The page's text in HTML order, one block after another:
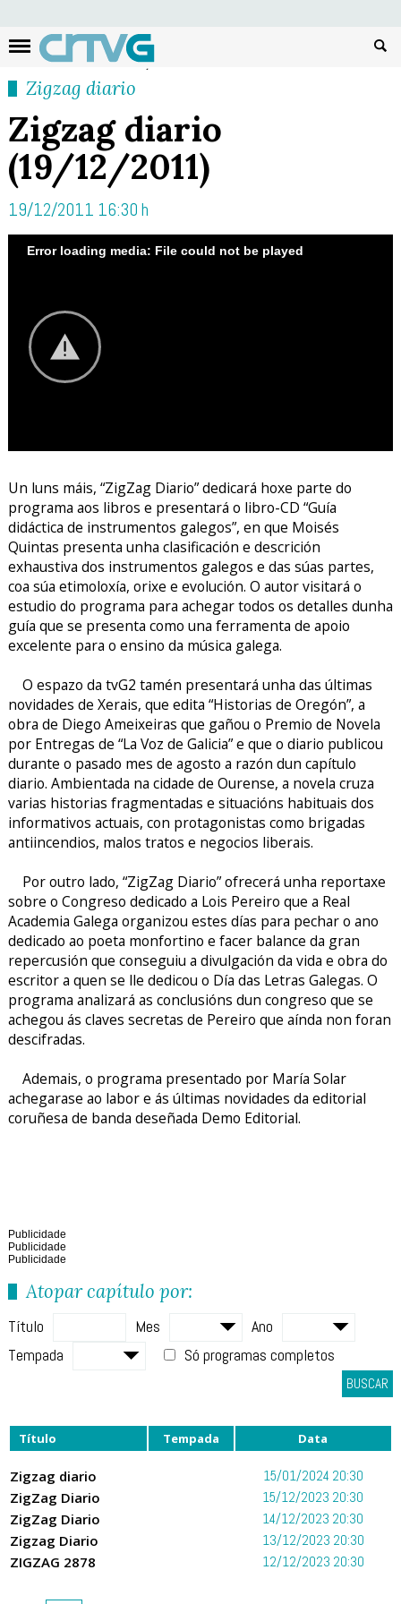
Zigzag diario
Zigzag diario
(19/12/2011)
19/12/2011 16:30 h
Error loading media: File could not be played
Un luns máis, “ZigZag Diario” dedicará hoxe parte do
programa aos libros e presentará o libro-CD “Guía
didáctica de instrumentos galegos”, en que Moisés
Quintas presenta unha clasificación e descrición
exhaustiva dos instrumentos galegos e das súas partes,
coa súa etimoloxía, orixe e evolución. O autor visitará o
estudio do programa para achegar todos os detalles dunha
guía que se presenta como una ferramenta de apoio
excelente para o ensino da música galega.
O espazo da tvG2 tamén presentará unha das últimas
novidades de Xerais, que edita “Historias de Oregón”, a
obra de Diego Ameixeiras que gañou o Premio de Novela
por Entregas de “La Voz de Galicia” e que o diario publicou
durante o pasado mes de agosto a razón dun capítulo
diario. Ambientada na cidade de Ourense, a novela cruza
varias historias fragmentadas e situacións habituais dos
informativos actuais, con protagonistas como brigadas
antiincendios, malos tratos e negocios liberais.
Por outro lado, “ZigZag Diario” ofrecerá unha reportaxe
sobre o Congreso dedicado a Lois Pereiro que a Real
Academia Galega organizou estes días para pechar o ano
dedicado ao poeta monfortino e facer balance da gran
repercusión que conseguiu a divulgación da vida e obra do
escritor a quen se lle dedicou o Día das Letras Galegas. O
programa analizará as conclusións dun congreso que se
achegou ás claves secretas de Pereiro que aínda non foran
descifradas.
Ademais, o programa presentado por María Solar
achegarase ao labor e ás últimas novidades da editorial
coruñesa de banda deseñada Demo Editorial.
Publicidade
Publicidade
Publicidade
Atopar capítulo por:
Título Mes
Ano
Tempada
Só programas completos
BUSCAR
Título Tempada Data
Zigzag diario 15/01/2024 20:30
ZigZag Diario 15/12/2023 20:30
ZigZag Diario 14/12/2023 20:30
Zigzag Diario 13/12/2023 20:30
ZIGZAG 2878 12/12/2023 20:30